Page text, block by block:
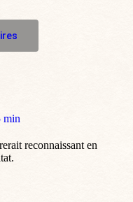
min
reconnaissant en